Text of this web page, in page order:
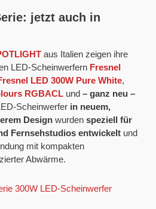
jetzt auch in
aus Italien zeigen ihre
LED-Scheinwerfern Fresnel
LED 300W Pure White,
RGBACL und – ganz neu –
Scheinwerfer in neuem,
Design wurden speziell für
Fernsehstudios entwickelt und
mit kompakten
Abwärme.